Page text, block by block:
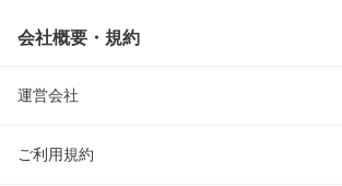
会社概要・規約
運営会社
ご利用規約